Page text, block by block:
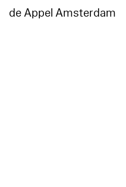
de Appel Amsterdam